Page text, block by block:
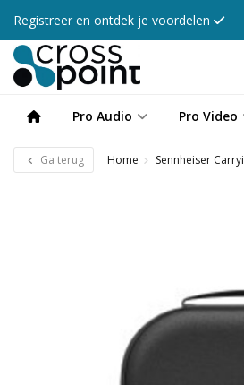
Registreer en ontdek je voordelen
Pro Audio Pro Video
Ga terug Home Sennheiser